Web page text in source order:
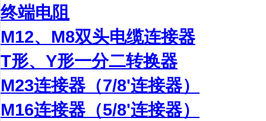
终端电阻
M12、M8双头电缆连接器
T形、Y形一分二转换器
M23连接器（7/8'连接器）
M16连接器（5/8'连接器）